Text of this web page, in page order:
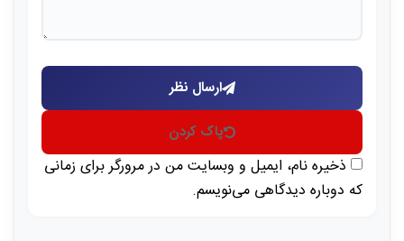
ارسال نظر
پاک کردن
ذخیره نام، ایمیل و وبسایت من در مرورگر برای زمانی
که دوباره دیدگاهی می‌نویسم.